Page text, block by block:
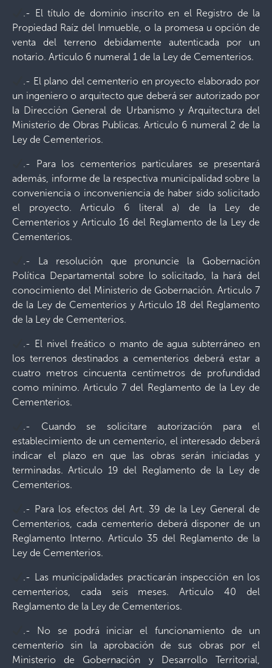
.- El título de dominio inscrito en el Registro de la
Propiedad Raíz del Inmueble, o la promesa u opción de
venta del terreno debidamente autenticada por un
notario. Articulo 6 numeral 1 de la Ley de Cementerios.
.- El plano del cementerio en proyecto elaborado por
un ingeniero o arquitecto que deberá ser autorizado por
la Dirección General de Urbanismo y Arquitectura del
Ministerio de Obras Publicas. Articulo 6 numeral 2 de la
Ley de Cementerios.
.- Para los cementerios particulares se presentará
además, informe de la respectiva municipalidad sobre la
conveniencia o inconveniencia de haber sido solicitado
el proyecto. Articulo 6 literal a) de la Ley de
Cementerios y Articulo 16 del Reglamento de la Ley de
Cementerios.
.- La resolución que pronuncie la Gobernación
Política Departamental sobre lo solicitado, la hará del
conocimiento del Ministerio de Gobernación. Articulo 7
de la Ley de Cementerios y Articulo 18 del Reglamento
de la Ley de Cementerios.
.- El nivel freático o manto de agua subterráneo en
los terrenos destinados a cementerios deberá estar a
cuatro metros cincuenta centímetros de profundidad
como mínimo. Articulo 7 del Reglamento de la Ley de
Cementerios.
.- Cuando se solicitare autorización para el
establecimiento de un cementerio, el interesado deberá
indicar el plazo en que las obras serán iniciadas y
terminadas. Articulo 19 del Reglamento de la Ley de
Cementerios.
.- Para los efectos del Art. 39 de la Ley General de
Cementerios, cada cementerio deberá disponer de un
Reglamento Interno. Articulo 35 del Reglamento de la
Ley de Cementerios.
.- Las municipalidades practicarán inspección en los
cementerios, cada seis meses. Articulo 40 del
Reglamento de la Ley de Cementerios.
.- No se podrá iniciar el funcionamiento de un
cementerio sin la aprobación de sus obras por el
Ministerio de Gobernación y Desarrollo Territorial,